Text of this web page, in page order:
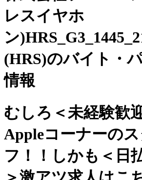
レスイヤホ
ン
(HRS)のバイト・
情報
むしろ＜未経験歓
Appleコーナーのス
フ！！しかも＜日